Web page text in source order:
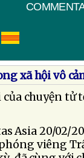
xã hội vô
của chuyện tử
Asia 20/02/
viêng